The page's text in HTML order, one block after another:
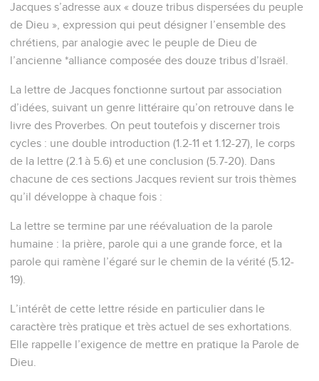
Jacques s’adresse aux « douze tribus dispersées du peuple
de Dieu », expression qui peut désigner l’ensemble des
chrétiens, par analogie avec le peuple de Dieu de
l’ancienne *alliance composée des douze tribus d’Israël.
La lettre de Jacques fonctionne surtout par association
d’idées, suivant un genre littéraire qu’on retrouve dans le
livre des Proverbes. On peut toutefois y discerner trois
cycles : une double introduction (1.2-11 et 1.12-27), le corps
de la lettre (2.1 à 5.6) et une conclusion (5.7-20). Dans
chacune de ces sections Jacques revient sur trois thèmes
qu’il développe à chaque fois :
La lettre se termine par une réévaluation de la parole
humaine : la prière, parole qui a une grande force, et la
parole qui ramène l’égaré sur le chemin de la vérité (5.12-
19).
L’intérêt de cette lettre réside en particulier dans le
caractère très pratique et très actuel de ses exhortations.
Elle rappelle l’exigence de mettre en pratique la Parole de
Dieu.